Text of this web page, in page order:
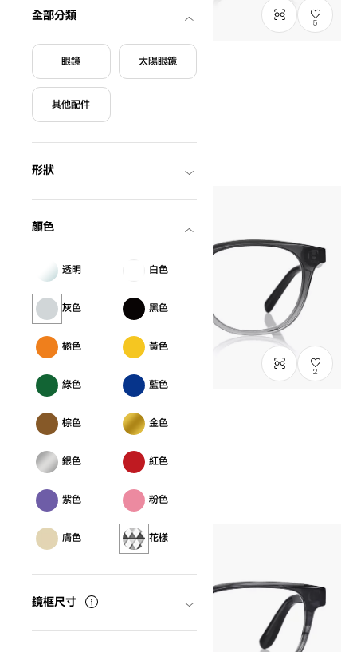
全部分類
眼鏡 太陽眼鏡
其他配件
形狀
顏色
透明 白色
灰色 黑色
橘色 黃色
綠色 藍色
棕色 金色
銀色 紅色
紫色 粉色
膚色 花樣
鏡框尺寸
5
結束販售
Harry Potter × OWNDAYS
9又4分之3月台 Model
HP2002B-4SC2 / Size: M
2
結束販售
JD2056N-4SC3
HK$1,080.00